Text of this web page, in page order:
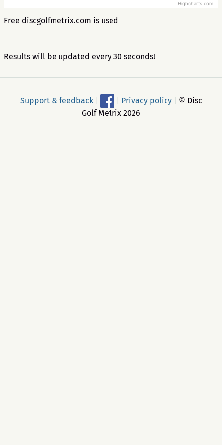
Highcharts.com
Free discgolfmetrix.com is used
Results will be updated every 30 seconds!
Support & feedback Privacy policy
© Disc
Golf Metrix 2026